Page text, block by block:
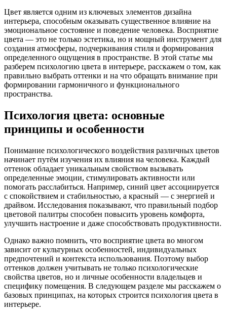
Цвет является одним из ключевых элементов дизайна
интерьера, способным оказывать существенное влияние на
эмоциональное состояние и поведение человека. Восприятие
цвета — это не только эстетика, но и мощный инструмент для
создания атмосферы, подчеркивания стиля и формирования
определенного ощущения в пространстве. В этой статье мы
разберем психологию цвета в интерьере, расскажем о том, как
правильно выбрать оттенки и на что обращать внимание при
формировании гармоничного и функционального
пространства.
Психология цвета: основные
принципы и особенности
Понимание психологического воздействия различных цветов
начинает путём изучения их влияния на человека. Каждый
оттенок обладает уникальным свойством вызывать
определенные эмоции, стимулировать активности или
помогать расслабиться. Например, синий цвет ассоциируется
с спокойствием и стабильностью, а красный — с энергией и
драйвом. Исследования показывают, что правильный подбор
цветовой палитры способен повысить уровень комфорта,
улучшить настроение и даже способствовать продуктивности.
Однако важно помнить, что восприятие цвета во многом
зависит от культурных особенностей, индивидуальных
предпочтений и контекста использования. Поэтому выбор
оттенков должен учитывать не только психологические
свойства цветов, но и личные особенности владельцев и
специфику помещения. В следующем разделе мы расскажем о
базовых принципах, на которых строится психология цвета в
интерьере.